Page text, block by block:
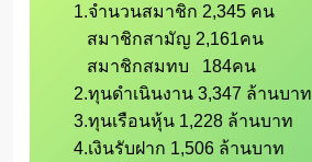
1.จำนวนสมาชิก 2,345 คน
2.ทุนดำเนินงาน 3,347 ล้านบาท
3.ทุนเรือนหุ้น 1,228 ล้านบาท
4.เงินรับฝาก 1,506 ล้านบาท